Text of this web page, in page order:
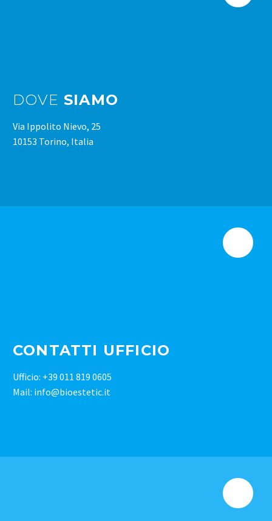
DOVE SIAMO
Via Ippolito Nievo, 25
10153 Torino, Italia
CONTATTI UFFICIO
Ufficio: +39 011 819 0605
Mail: info@bioestetic.it